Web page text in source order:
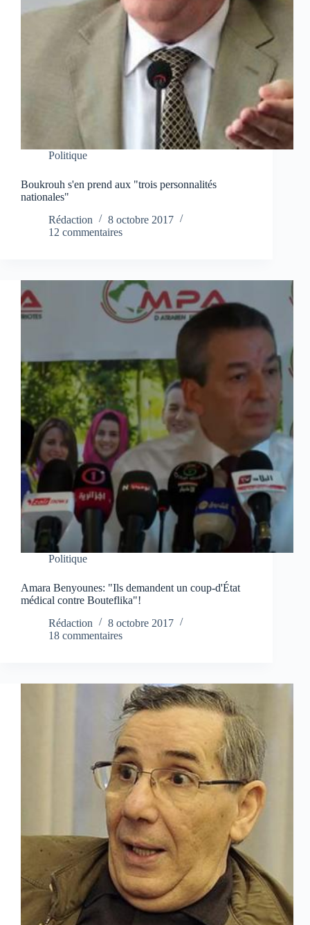
Politique
Boukrouh s'en prend aux "trois personnalités
nationales"
Rédaction
8 octobre 2017
12 commentaires
Politique
Amara Benyounes: "Ils demandent un coup-d'État
médical contre Bouteflika"!
Rédaction
8 octobre 2017
18 commentaires